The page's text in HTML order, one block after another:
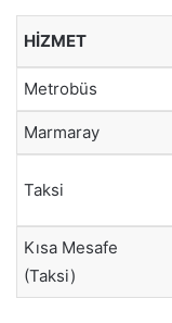
HIZMET
Metrobüs
Marmaray
Taksi
Kısa Mesafe
(Taksi)